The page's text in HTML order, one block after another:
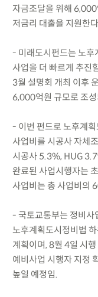
자금조달을 위해
저금리 대출을 지원한
- 미래도시펀드는 노후
사업을 더 빠르게 추진
3월 설명회 개최 이후
6,000억원 규모로 조성
- 이번 펀드로 노후계
사업비를 시공사 자체
시공사 5.3%, HUG
완료된 사업시행자는
사업비는 총 사업비의
- 국토교통부는 정비사
노후계획도시정비법
계획이며, 8월 4일 시
예비사업 시행자 지정
높일 예정임.